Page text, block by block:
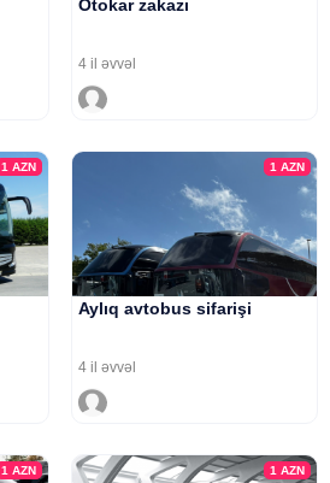
Otokar zakazı
4 il əvvəl
1AZN 1 AZN
Aylıq avtobus sifarişi
4 il əvvəl
1AZN 1 AZN